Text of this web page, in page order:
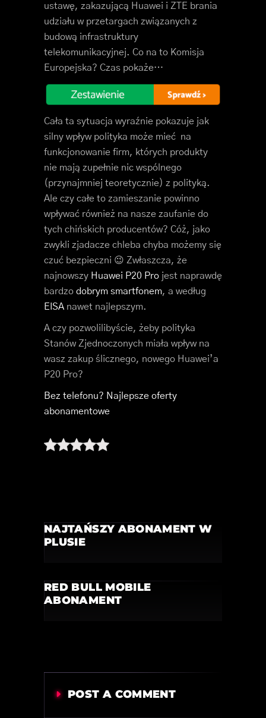
ustawę, zakazującą Huawei i ZTE brania
udziału w przetargach związanych z
budową infrastruktury
telekomunikacyjnej. Co na to Komisja
Europejska? Czas pokaże…
Cała ta sytuacja wyraźnie pokazuje jak
silny wpływ polityka może mieć na
funkcjonowanie firm, których produkty
nie mają zupełnie nic wspólnego
(przynajmniej teoretycznie) z polityką.
Ale czy całe to zamieszanie powinno
wpływać również na nasze zaufanie do
tych chińskich producentów? Cóż, jako
zwykli zjadacze chleba chyba możemy się
czuć bezpieczni 😉 Zwłaszcza, że
najnowszy Huawei P20 Pro jest naprawdę
bardzo dobrym smartfonem, a według
EISA nawet najlepszym.
A czy pozwolilibyście, żeby polityka
Stanów Zjednoczonych miała wpływ na
wasz zakup ślicznego, nowego Huawei’a
P20 Pro?
Bez telefonu? Najlepsze oferty
abonamentowe
NAJTAŃSZY ABONAMENT W
PLUSIE
RED BULL MOBILE
ABONAMENT
POST A COMMENT